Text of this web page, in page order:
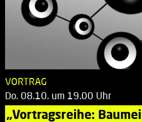
VORTRAG
Do. 08.10. um 19.00 Uhr
„Vortragsreihe: